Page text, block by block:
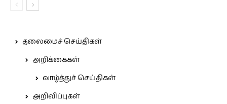
தலைமைச் செய்திகள்
அறிக்கைகள்
வாழ்த்துச் செய்திகள்
அறிவிப்புகள்